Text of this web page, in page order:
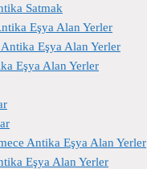
Satmak
Eşya Alan Yerler
Antika Eşya Alan Yerler
Eşya Alan Yerler
Antika Eşya Alan Yerler
Eşya Alan Yerler